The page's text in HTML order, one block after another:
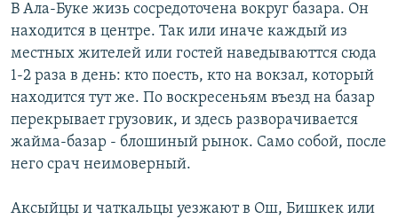
В Ала-Буке жизь сосредоточена вокруг базара. Он
находится в центре. Так или иначе каждый из
местных жителей или гостей наведываюттся сюда
1-2 раза в день: кто поесть, кто на вокзал, который
находится тут же. По воскресеньям въезд на базар
перекрывает грузовик, и здесь разворачивается
жайма-базар - блошиный рынок. Само собой, после
него срач неимоверный.
Аксыйцы и чаткальцы уезжают в Ош, Бишкек или